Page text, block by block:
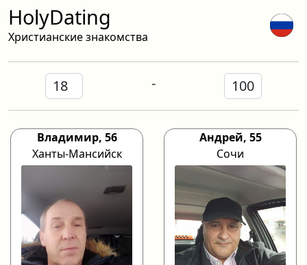
HolyDating
Христианские знакомства
-
Владимир, 56
Ханты-Мансийск
Андрей, 55
Сочи